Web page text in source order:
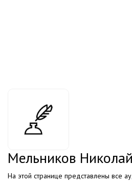
Мельников Николай
На этой странице представлены все